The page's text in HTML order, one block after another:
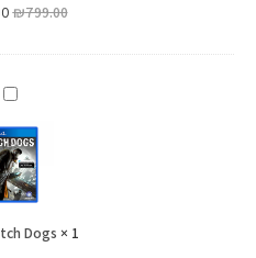
₪799.00
PS4
-
×
Dogs